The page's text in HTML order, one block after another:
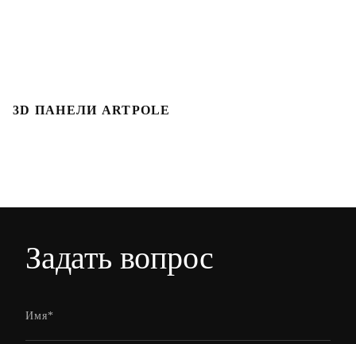
3D ПАНЕЛИ ARTPOLE
Задать вопрос